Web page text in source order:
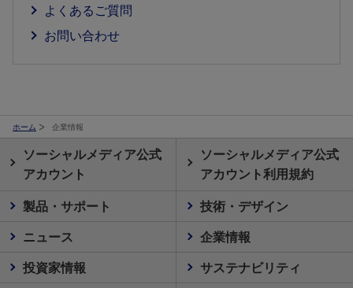
よくあるご質問
お問い合わせ
ホーム 企業情報
ソーシャルメディア公式
アカウント
ソーシャルメディア公式
アカウント利用規約
製品・サポート
技術・デザイン
ニュース
企業情報
投資家情報
サステナビリティ